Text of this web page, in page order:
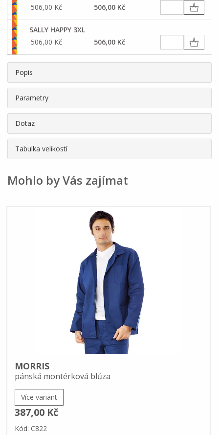
506,00 Kč
506,00 Kč
SALLY HAPPY 3XL
506,00 Kč
506,00 Kč
Popis
Parametry
Dotaz
Tabulka velikostí
Mohlo by Vás zajímat
MORRIS
pánská montérková blůza
Více variant
387,00 Kč
Kód: C822